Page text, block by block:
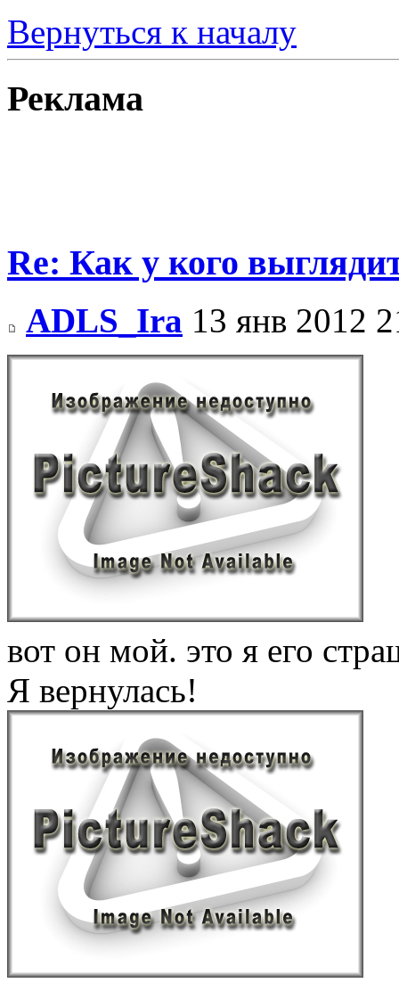
Вернуться к началу
Реклама
Re: Как у кого
ADLS_Ira 13 янв 2012
вот он мой. это я его
Я вернулась!